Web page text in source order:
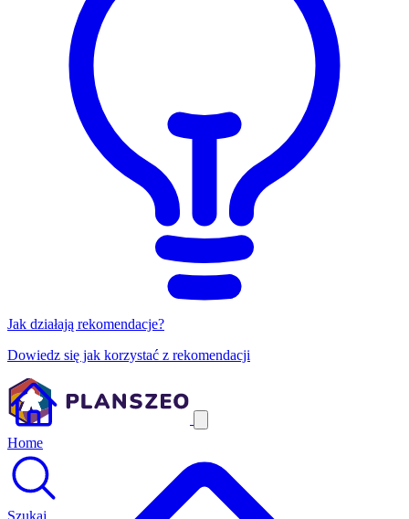
Jak działają rekomendacje?
Dowiedz się jak korzystać z rekomendacji
Home
Szukaj